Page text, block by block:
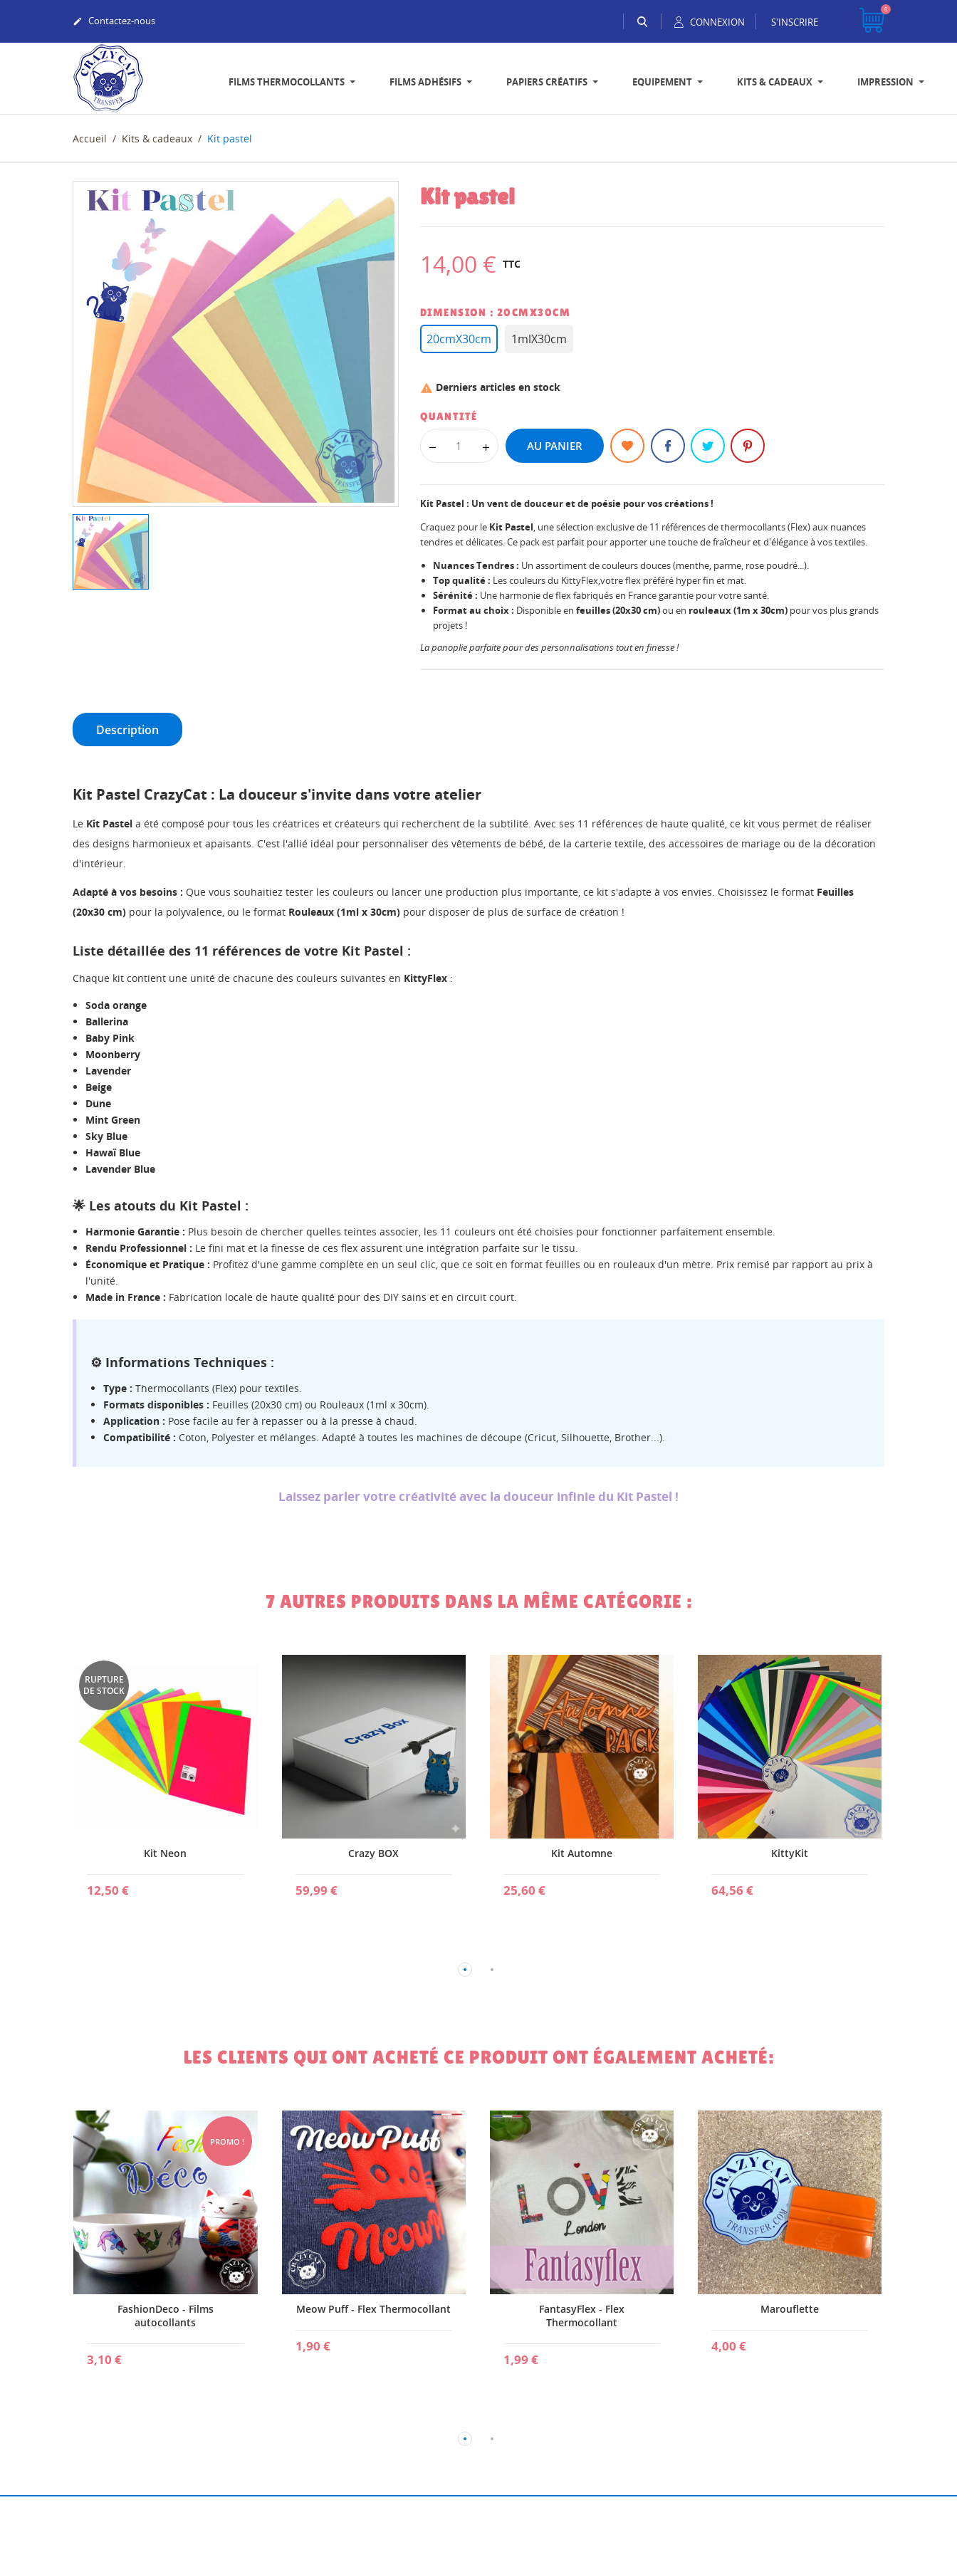
 Contactez-nous CONNEXION S'INSCRIRE
0
FILMS THERMOCOLLANTS FILMS ADHÉSIFS PAPIERS CRÉATIFS EQUIPEMENT KITS & CADEAUX IMPRESSION
Accueil Kits & cadeaux Kit pastel
Kit pastel
14,00 € TTC
DIMENSION : 20CMX30CM
20cmX30cm 1mlX30cm
 Derniers articles en stock
QUANTITÉ
AU PANIER
Kit Pastel : Un vent de douceur et de poésie pour vos créations !
Craquez pour le Kit Pastel, une sélection exclusive de 11 références de thermocollants (Flex) aux nuances
tendres et délicates. Ce pack est parfait pour apporter une touche de fraîcheur et d'élégance à vos textiles.
Nuances Tendres : Un assortiment de couleurs douces (menthe, parme, rose poudré...).
Top qualité : Les couleurs du KittyFlex,votre flex préféré hyper fin et mat.
Sérénité : Une harmonie de flex fabriqués en France garantie pour votre santé.
Format au choix : Disponible en feuilles (20x30 cm)ou en rouleaux (1m x 30cm)pour vos plus grands
projets !
La panoplie parfaite pour des personnalisations tout en finesse !
Description
Kit Pastel CrazyCat : La douceur s'invite dans votre atelier
Le Kit Pastel a été composé pour tous les créatrices et créateurs qui recherchent de la subtilité. Avec ses 11 références de haute qualité, ce kit vous permet de réaliser
des designs harmonieux et apaisants. C'est l'allié idéal pour personnaliser des vêtements de bébé, de la carterie textile, des accessoires de mariage ou de la décoration
d'intérieur.
Adapté à vos besoins : Que vous souhaitiez tester les couleurs ou lancer une production plus importante, ce kit s'adapte à vos envies. Choisissez le format Feuilles
(20x30 cm) pour la polyvalence, ou le format Rouleaux (1ml x 30cm) pour disposer de plus de surface de création !
Liste détaillée des 11 références de votre Kit Pastel :
Chaque kit contient une unité de chacune des couleurs suivantes en KittyFlex :
Soda orange
Ballerina
Baby Pink
Moonberry
Lavender
Beige
Dune
Mint Green
Sky Blue
Hawaï Blue
Lavender Blue
🌟 Les atouts du Kit Pastel :
Harmonie Garantie : Plus besoin de chercher quelles teintes associer, les 11 couleurs ont été choisies pour fonctionner parfaitement ensemble.
Rendu Professionnel : Le fini mat et la finesse de ces flex assurent une intégration parfaite sur le tissu.
Économique et Pratique : Profitez d'une gamme complète en un seul clic, que ce soit en format feuilles ou en rouleaux d'un mètre. Prix remisé par rapport au prix à
l'unité.
Made in France : Fabrication locale de haute qualité pour des DIY sains et en circuit court.
⚙️ Informations Techniques :
Type : Thermocollants (Flex) pour textiles.
Formats disponibles : Feuilles (20x30 cm) ou Rouleaux (1ml x 30cm).
Application : Pose facile au fer à repasser ou à la presse à chaud.
Compatibilité : Coton, Polyester et mélanges. Adapté à toutes les machines de découpe (Cricut, Silhouette, Brother...).
Laissez parler votre créativité avec la douceur infinie du Kit Pastel !
7 AUTRES PRODUITS DANS LA MÊME CATÉGORIE :
RUPTURE
DE STOCK
Kit Neon
12,50 €
Crazy BOX
59,99 €
Kit Automne
25,60 €
KittyKit
64,56 €
LES CLIENTS QUI ONT ACHETÉ CE PRODUIT ONT ÉGALEMENT ACHETÉ:
PROMO !
FashionDeco - Films
autocollants
3,10 €
Meow Puff - Flex Thermocollant
1,90 €
FantasyFlex - Flex
Thermocollant
1,99 €
Marouflette
4,00 €
MES LISTES
d'envies.